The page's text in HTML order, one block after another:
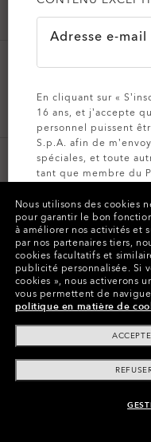
RUPTURE DE
IMPOSSIBILITÉ
COMMANDE
CODES
ERREURS DE
Nous utilisons des cookies
pour garantir le bon
à améliorer nos activités et
par nos partenaires tiers,
cookies facultatifs et
publicité personnalisée. Si
cookies », nous activerons
vous permettent de
politique en matière de
Adresse e-mail
En cliquant sur «
16 ans, et j’accepte
personnel puissent
S.p.A. afin de
spéciales, et toute
tant que membre du
de Confidentialité
INSCRIVEZ-VOUS